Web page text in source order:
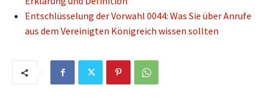
Entschlüsselung der Vorwahl 0044: Was Sie über Anrufe
aus dem Vereinigten Königreich wissen sollten